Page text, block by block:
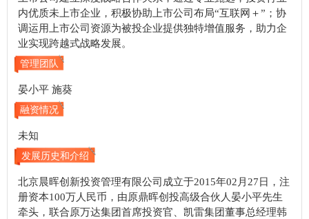
内优质未上市企业，积极协助上市公司布局“互联网＋”；协
调运用上市公司资源为被投企业提供独特增值服务，助力企
业实现跨越式战略发展。
管理团队
晏小平 施葵
融资情况
未知
发展历史和介绍
北京晨晖创新投资管理有限公司成立于2015年02月27日，注
册资本100万人民币，由原鼎晖创投高级合伙人晏小平先生
牵头，联合原万达集团首席投资官、凯雷集团董事总经理韩